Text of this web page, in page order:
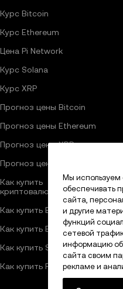
Курс Bitcoin
Курс Ethereum
Цена Pi Network
Курс Solana
Курс XRP
Прогноз цены Bitcoin
Прогноз цены Ethereum
Прогноз цены XRP
Прогноз цены Pi Network
Как купить
криптовалюту
Как купить Bitcoin
Как купить Ethereum
Как купить Solana
Как купить Pi Network
Мы
обеспечивать
сайта,
и другие
функций
сетевой
информацию об
сайта своим
рекламе и